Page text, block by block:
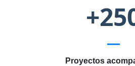
Proyectos